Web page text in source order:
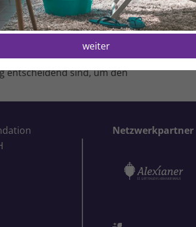
weiter
alle Tumoren der Frau. Als
Sehouli besonderen Wert auf den
Professor Sehouli betont
bestmöglich zu versorgen,
Netzwerk einzubinden. Er hebt
entscheidend sind, um den
Netzwerkpartner